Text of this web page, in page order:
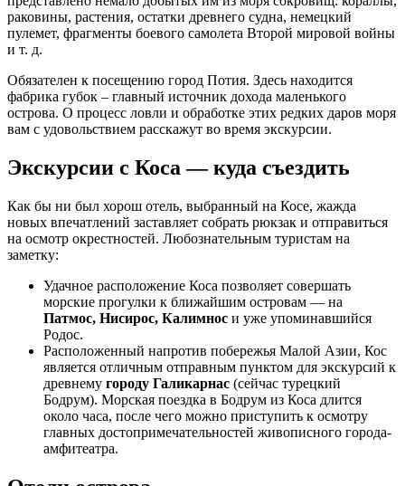
Оставляйте чаевые обслуживающему персоналу, размер
стоимости заказа.
Обратите внимание на чистоту Коса. Остров является одной
из самых экологически чистых зон Европы, поэтому местные
экосистему в идеальном порядке. Да и государство следит за
этим: за любое нарушение предусмотрены немалые штрафы.
Поэтому запомните, что не стоит оставлять мусор на пляже и
в других общественных местах, а также ни в коем случае не
рвите и не повреждайте растения.
Отзывы отдыхающих
В целом, туристы об отдыхе на острове Кос отзываются
положительно. Многим понравился сервис и питание в
местных отелях. Все,без исключения отмечают прекрасную
природу и великолепное море. Для того чтобы получить